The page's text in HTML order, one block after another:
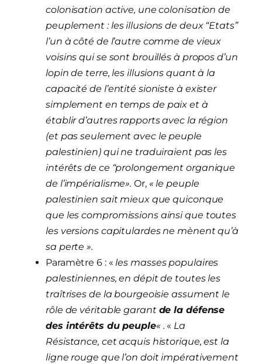
colonisation active, une colonisation de
peuplement : les illusions de deux “Etats”
l’un à côté de l’autre comme de vieux
voisins qui se sont brouillés à propos d’un
lopin de terre, les illusions quant à la
capacité de l’entité sioniste à exister
simplement en temps de paix et à
établir d’autres rapports avec la région
(et pas seulement avec le peuple
palestinien) qui ne traduiraient pas les
intérêts de ce “prolongement organique
de l’impérialisme». Or, « le peuple
palestinien sait mieux que quiconque
que les compromissions ainsi que toutes
les versions capitulardes ne mènent qu’à
sa perte ».
Paramètre 6 : «les masses populaires
palestiniennes, en dépit de toutes les
traîtrises de la bourgeoisie assument le
rôle de véritable garant de la défense
des intérêts du peuple« . « La
Résistance, cet acquis historique, est la
ligne rouge que l’on doit impérativement